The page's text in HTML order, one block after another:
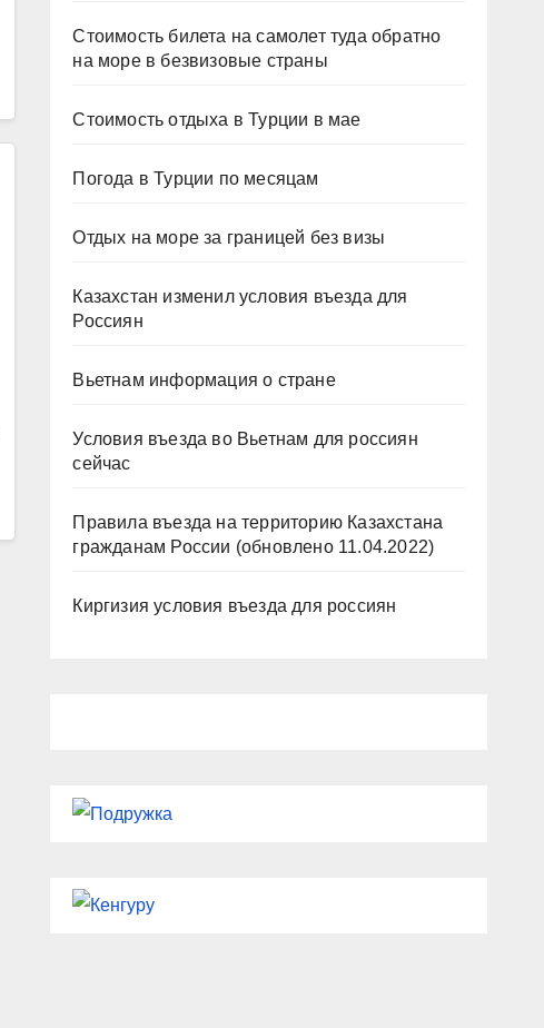
Стоимость билета на самолет туда обратно
на море в безвизовые страны
Стоимость отдыха в Турции в мае
Погода в Турции по месяцам
Отдых на море за границей без визы
Казахстан изменил условия въезда для
Россиян
Вьетнам информация о стране
Условия въезда во Вьетнам для россиян
сейчас
Правила въезда на территорию Казахстана
гражданам России (обновлено 11.04.2022)
Киргизия условия въезда для россиян